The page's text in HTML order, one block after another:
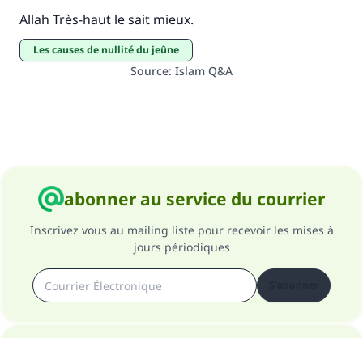
Allah Très-haut le sait mieux.
Les causes de nullité du jeûne
Source: Islam Q&A
abonner au service du courrier
Inscrivez vous au mailing liste pour recevoir les mises à
jours périodiques